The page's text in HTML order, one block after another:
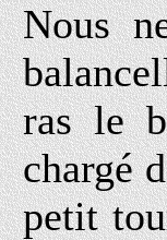
Nous
ras le
chargé
petit